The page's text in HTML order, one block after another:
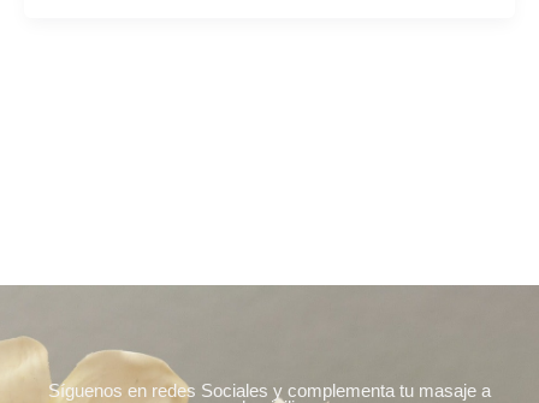
Síguenos en redes Sociales y complementa tu masaje a